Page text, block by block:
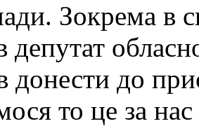
Зокрема в
депутат
донести до
то це за